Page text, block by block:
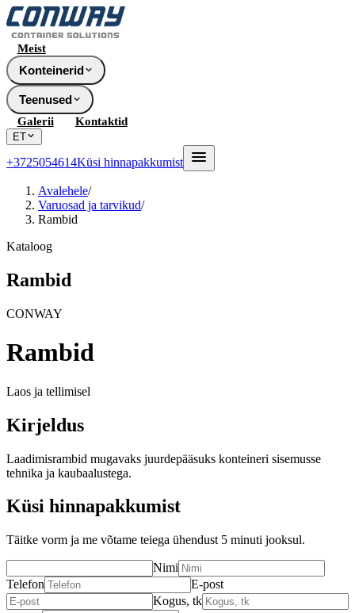
Meist
Konteinerid
Teenused
Galerii
Kontaktid
ET
+3725054614Küsi hinnapakkumist
Avalehele/
Varuosad ja tarvikud/
Rambid
Kataloog
Rambid
CONWAY
Rambid
Laos ja tellimisel
Kirjeldus
Laadimisrambid mugavaks juurdepääsuks konteineri sisemusse
tehnika ja kaubaalustega.
Küsi hinnapakkumist
Täitke vorm ja me võtame teiega ühendust 5 minuti jooksul.
Nimi
Telefon
E-post
Kogus, tk